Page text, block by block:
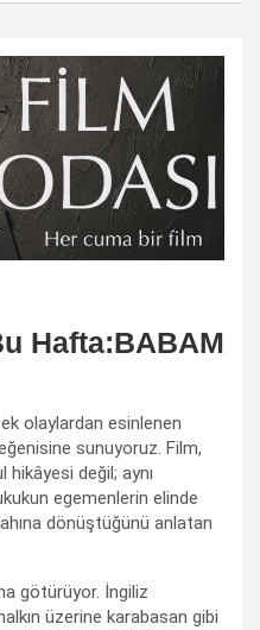
Hafta:BABAM
olaylardan esinlenen
sunuyoruz. Film,
hikâyesi değil; aynı
egemenlerin elinde
dönüştüğünü anlatan
götürüyor. İngiliz
üzerine karabasan gibi